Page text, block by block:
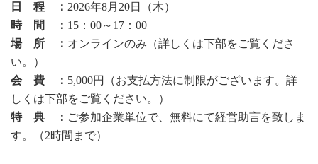
日 程 ： 2026年8月20日（木）
時 間 ： 15：00～17：00
場 所 ： オンラインのみ（詳しくは下部をご覧くださ
い。）
会 費 ： 5,000円（お支払方法に制限がございます。詳
しくは下部をご覧ください。）
特 典 ： ご参加企業単位で、無料にて経営助言を致しま
す。（2時間まで）